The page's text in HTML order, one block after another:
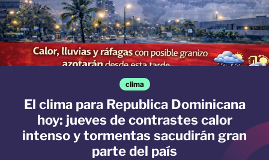
clima
El clima para Republica Dominicana
hoy: jueves de contrastes calor
intenso y tormentas sacudirán gran
parte del país